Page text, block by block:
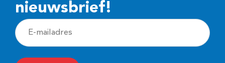
nieuwsbrief!
E
-
m